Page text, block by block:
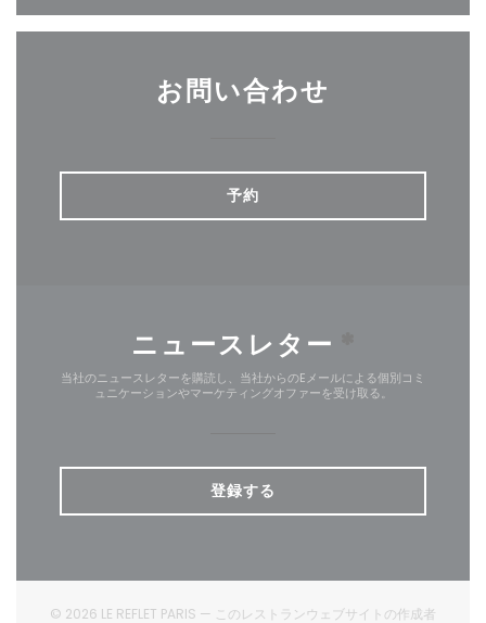
お問い合わせ
予約
ニュースレター
当社のニュースレターを購読し、当社からのEメールによる個別コミ
ュニケーションやマーケティングオファーを受け取る。
登録する
© 2026 LE REFLET PARIS — このレストランウェブサイトの作成者